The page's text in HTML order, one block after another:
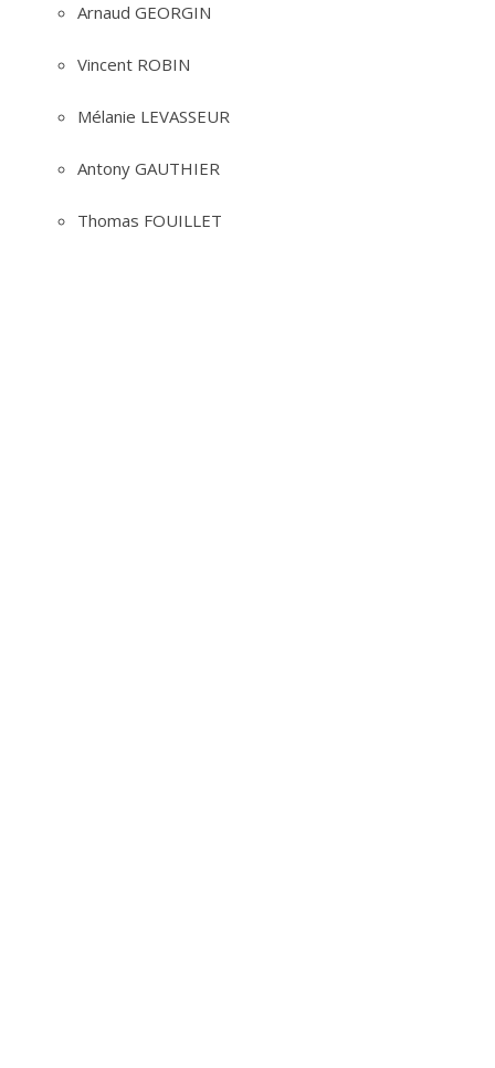
Arnaud GEORGIN
Vincent ROBIN
Mélanie LEVASSEUR
Antony GAUTHIER
Thomas FOUILLET